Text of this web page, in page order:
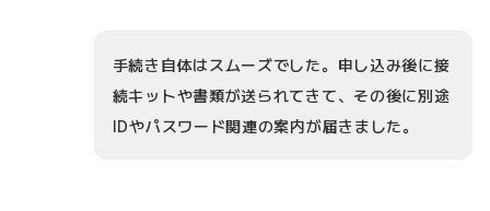
手続き自体はスムーズでした。申し込み後に接
続キットや書類が送られてきて、その後に別途
IDやパスワード関連の案内が届きました。